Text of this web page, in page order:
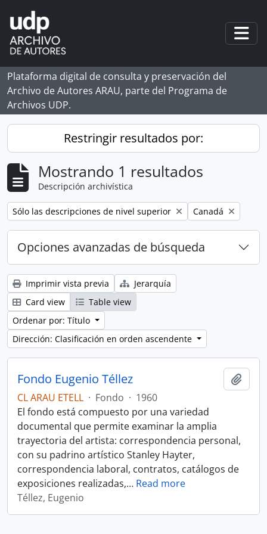
Skip to main content
Plataforma digital de consulta y preservación del
Archivo de Autores ARAU, parte del Programa de
Archivos UDP.
Restringir resultados por:
Mostrando 1 resultados
Descripción archivística
Remove filter:
Sólo las descripciones de nivel superior Remove filter:
Canadá
Opciones avanzadas de búsqueda
Imprimir vista previa
Jerarquía
Card view
Table view
Ordenar por: Título
Dirección: Clasificación en orden ascendente
Fondo Eugenio Téllez
CL ARAU ETELL · Fondo · 1960
El fondo está compuesto por una variedad
documental que permite examinar la amplia
trayectoria del artista: correspondencia personal,
con su padrino artístico Stanley Hayter,
correspondencia laboral, contratos, catálogos de
exposiciones realizadas,… Read more
Téllez, Eugenio